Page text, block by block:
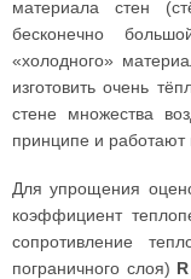
материала стен
бесконечно
«холодного»
изготовить очень
стене множества
принципе и работают
Для упрощения
коэффициент
сопротивление
пограничного слоя)